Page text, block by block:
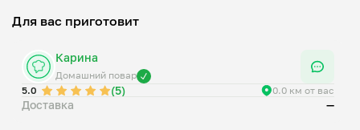
Для вас приготовит
Карина
Домашний повар
5.0
(5) 0.0 км от вас
Доставка —